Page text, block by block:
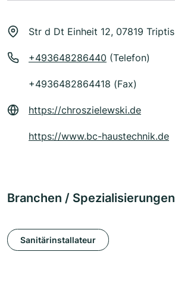
Str d Dt Einheit 12, 07819 Triptis
+493648286440 (Telefon)
+4936482864418 (Fax)
https://chroszielewski.de
https://www.bc-haustechnik.de
Branchen / Spezialisierungen
Sanitärinstallateur